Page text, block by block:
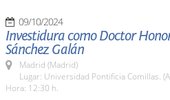
09/10/2024
Investidura como Doctor
Sánchez Galán
Madrid (Madrid)
Lugar: Universidad Pontificia Comillas.
Hora: 12:30 h.